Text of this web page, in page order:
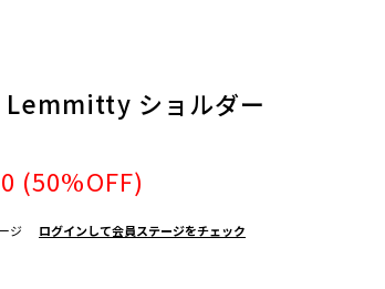
ショルダー
(50%OFF)
ジ ログインして会員ステージをチェック